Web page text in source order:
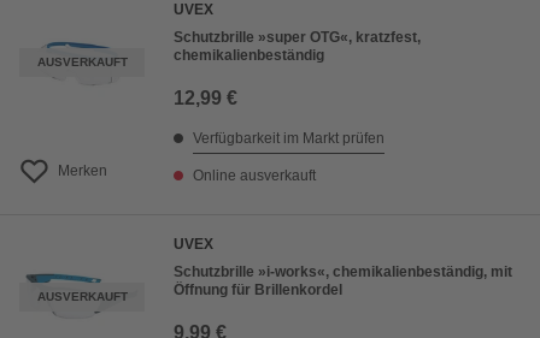
AUSVERKAUFT
Merken
UVEX
Schutzbrille »super OTG«, kratzfest,
chemikalienbeständig
12,99 €
Verfügbarkeit im Markt prüfen
Online ausverkauft
AUSVERKAUFT
UVEX
Schutzbrille »i-works«, chemikalienbeständig, mit
Öffnung für Brillenkordel
9,99 €